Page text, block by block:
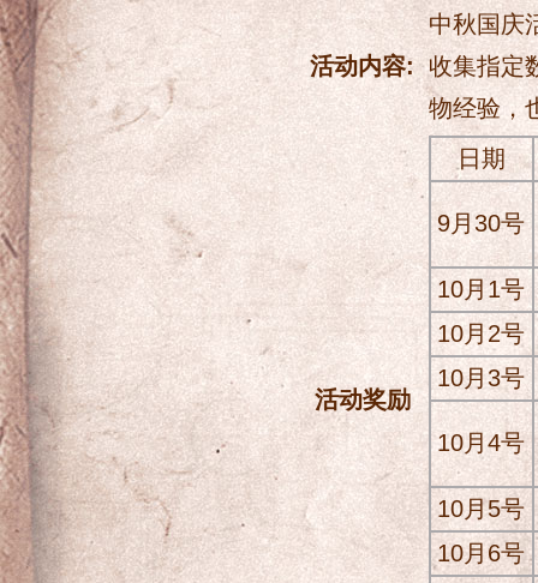
活动内容:
中秋国庆
收集指定
物经验，
活动奖励
日期
9月30号
10月1号
10月2号
10月3号
10月4号
10月5号
10月6号